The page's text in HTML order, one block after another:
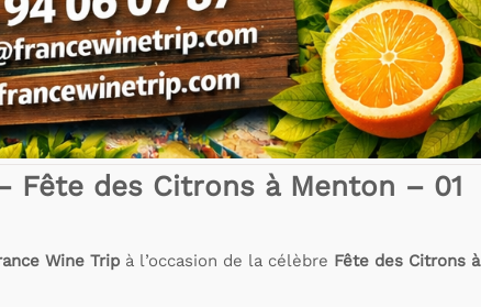
Fête des Citrons à Menton – 01
Wine Trip à l’occasion de la célèbre Fête des Citrons à